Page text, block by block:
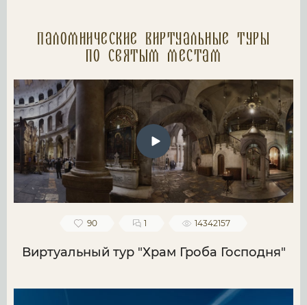
Паломнические Виртуальные туры
по святым местам
90 1 14342157
Виртуальный тур "Храм Гроба Господня"